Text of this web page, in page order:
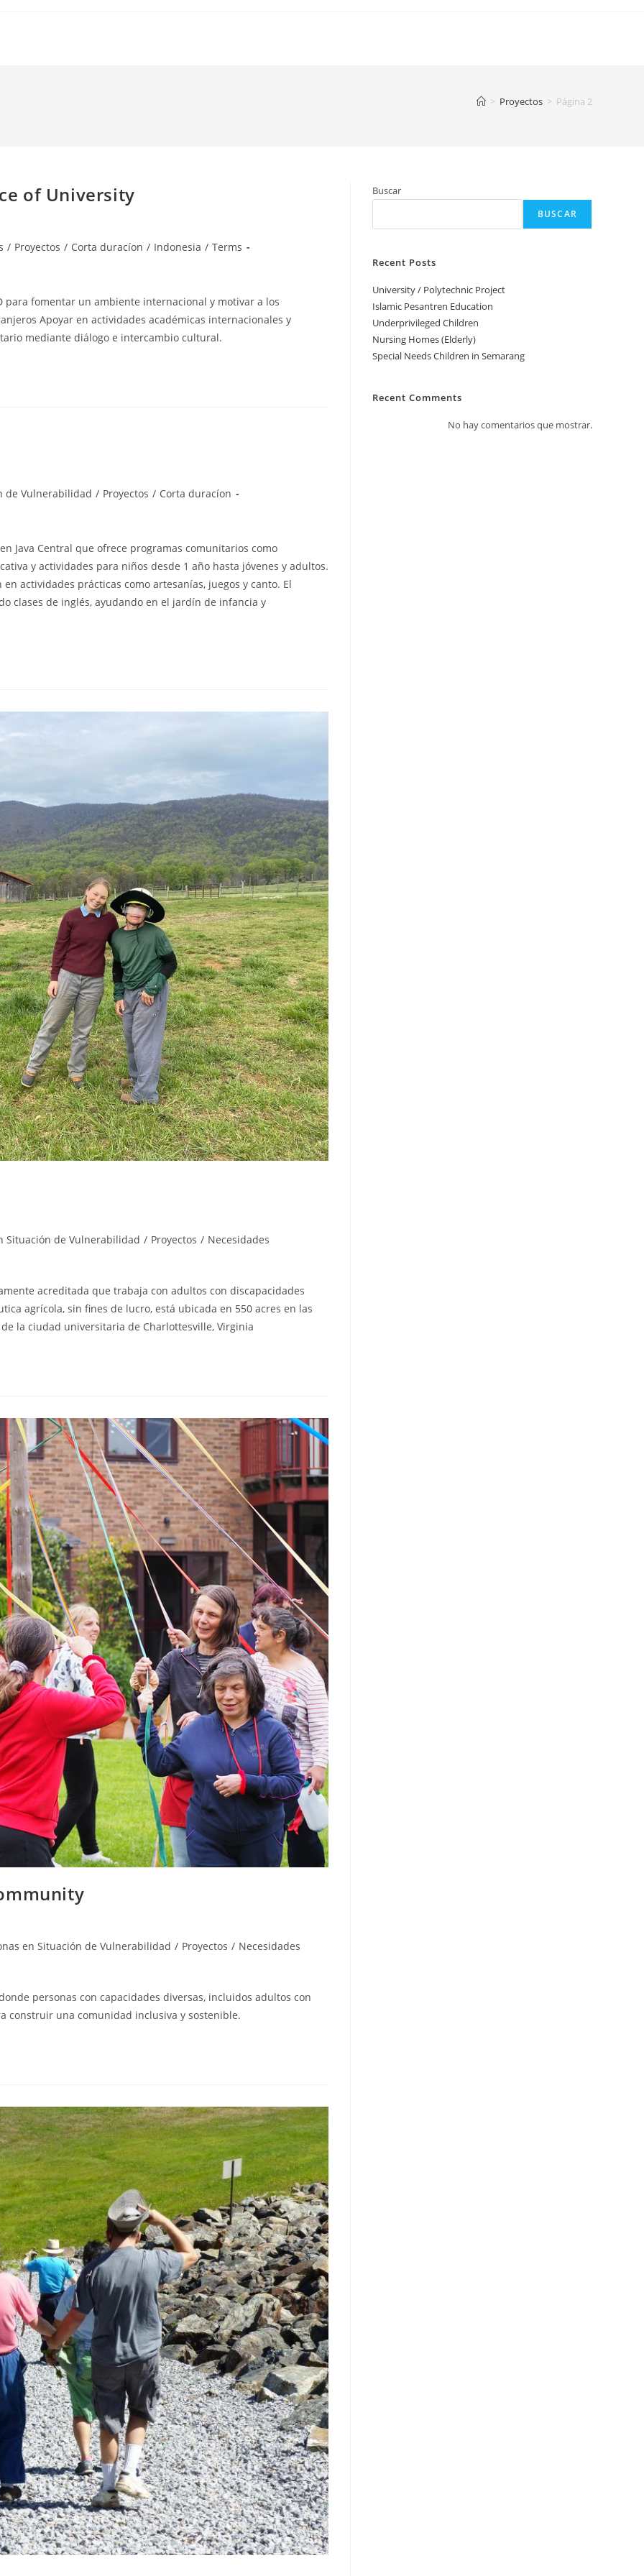
> Proyectos > Página 2
of University
/ Proyectos / Corta duracíon / Indonesia / Terms
para fomentar un ambiente internacional y motivar a los
Apoyar en actividades académicas internacionales y
mediante diálogo e intercambio cultural.
de Vulnerabilidad / Proyectos / Corta duracíon
Java Central que ofrece programas comunitarios como
y actividades para niños desde 1 año hasta jóvenes y adultos.
actividades prácticas como artesanías, juegos y canto. El
clases de inglés, ayudando en el jardín de infancia y
Situación de Vulnerabilidad / Proyectos / Necesidades
acreditada que trabaja con adultos con discapacidades
agrícola, sin fines de lucro, está ubicada en 550 acres en las
la ciudad universitaria de Charlottesville, Virginia
en Situación de Vulnerabilidad / Proyectos / Necesidades
personas con capacidades diversas, incluidos adultos con
construir una comunidad inclusiva y sostenible.
Buscar
BUSCAR
Recent Posts
University / Polytechnic Project
Islamic Pesantren Education
Underprivileged Children
Nursing Homes (Elderly)
Special Needs Children in Semarang
Recent Comments
No hay comentarios que mostrar.